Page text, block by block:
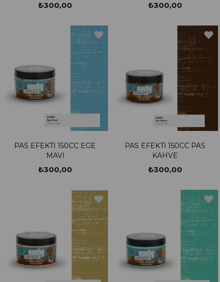
₺300,00 ₺300,00
PAS EFEKTİ 150CC EGE
MAVİ
₺300,00
PAS EFEKTİ 150CC PAS
KAHVE
₺300,00